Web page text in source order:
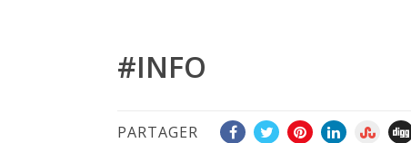
#INFO
PARTAGER